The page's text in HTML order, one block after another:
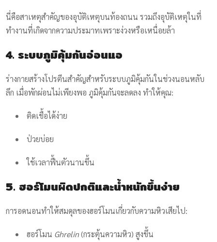
นี่คือสาเหตุสำคัญของอุบัติเหตุบนท้องถนน รวมถึงอุบัติเหตุในที่
ทำงานที่เกิดจากความประมาทเพราะง่วงหรือเหนื่อยล้า
4. ระบบภูมิคุ้มกันอ่อนแอ
ร่างกายสร้างโปรตีนสำคัญสำหรับระบบภูมิคุ้มกันในช่วงนอนหลับ
ลึก เมื่อพักผ่อนไม่เพียงพอ ภูมิคุ้มกันจะลดลง ทำให้คุณ:
ติดเชื้อได้ง่าย
ป่วยบ่อย
ใช้เวลาฟื้นตัวนานขึ้น
5. ฮอร์โมนผิดปกติและน้ำหนักขึ้นง่าย
การอดนอนทำให้สมดุลของฮอร์โมนเกี่ยวกับความหิวเสียไป:
ฮอร์โมน Ghrelin(กระตุ้นความหิว) สูงขึ้น